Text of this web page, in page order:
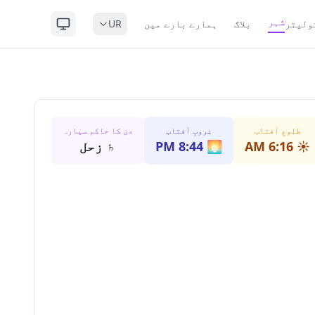
شہر بلاگ ہمارے بارے میں UR
طلوعِ آفتاب
☀️
6:16 AM
غروبِ آفتاب
🌅
8:44 PM
دن کا حاکم سیارہ
♄ زحل